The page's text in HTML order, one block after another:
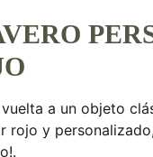
vuelta a un objeto
rojo y